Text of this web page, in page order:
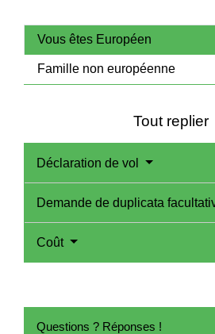
Vous êtes Européen
Famille non européenne
Tout replier
Déclaration de vol
Demande de duplicata
Coût
Questions ? Réponses !